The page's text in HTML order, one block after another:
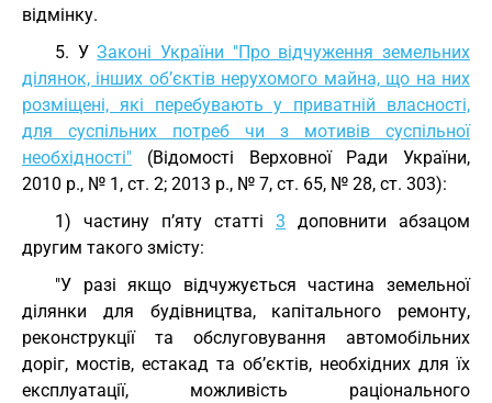
відмінку.
5. УЗаконі України "Про відчуження земельних
ділянок, інших об’єктів нерухомого майна, що на них
розміщені, які перебувають у приватній власності,
для суспільних потреб чи з мотивів суспільної
необхідності" (Відомості Верховної Ради України,
2010 р., № 1, ст. 2; 2013 р., № 7, ст. 65, № 28, ст. 303):
1) частину п’яту статті 3 доповнити абзацом
другим такого змісту:
"У разі якщо відчужується частина земельної
ділянки для будівництва, капітального ремонту,
реконструкції та обслуговування автомобільних
доріг, мостів, естакад та об’єктів, необхідних для їх
експлуатації, можливість раціонального